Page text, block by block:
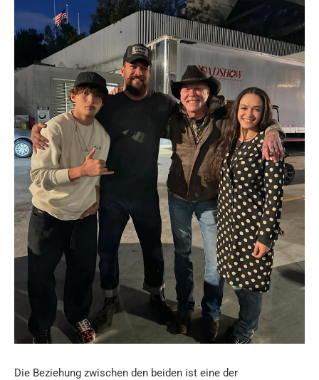
Die Beziehung zwischen den beiden ist eine der